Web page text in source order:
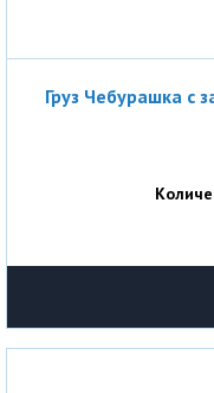
Груз Чебурашка с